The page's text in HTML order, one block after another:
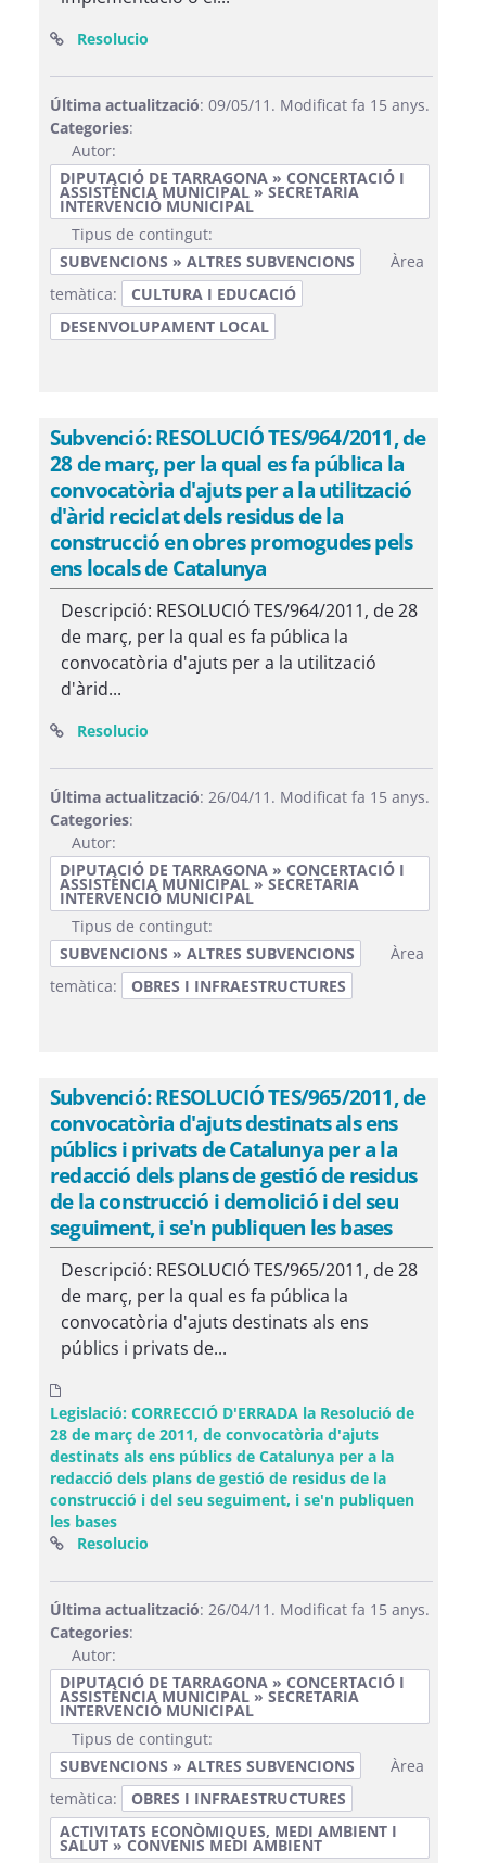
Resolucio
Última actualització: 09/05/11. Modificat fa 15 anys.
Categories:
Autor:
DIPUTACIÓ DE TARRAGONA » CONCERTACIÓ I
ASSISTÈNCIA MUNICIPAL » SECRETARIA
INTERVENCIÓ MUNICIPAL
Tipus de contingut:
SUBVENCIONS » ALTRES SUBVENCIONS
Àrea
temàtica:
CULTURA I EDUCACIÓ
DESENVOLUPAMENT LOCAL
Subvenció: RESOLUCIÓ TES/964/2011, de
28 de març, per la qual es fa pública la
convocatòria d'ajuts per a la utilització
d'àrid reciclat dels residus de la
construcció en obres promogudes pels
ens locals de Catalunya
Descripció: RESOLUCIÓ TES/964/2011, de 28
de març, per la qual es fa pública la
convocatòria d'ajuts per a la utilització
d'àrid...
Resolucio
Última actualització: 26/04/11. Modificat fa 15 anys.
Categories:
Autor:
DIPUTACIÓ DE TARRAGONA » CONCERTACIÓ I
ASSISTÈNCIA MUNICIPAL » SECRETARIA
INTERVENCIÓ MUNICIPAL
Tipus de contingut:
SUBVENCIONS » ALTRES SUBVENCIONS
Àrea
temàtica:
OBRES I INFRAESTRUCTURES
Subvenció: RESOLUCIÓ TES/965/2011, de
convocatòria d'ajuts destinats als ens
públics i privats de Catalunya per a la
redacció dels plans de gestió de residus
de la construcció i demolició i del seu
seguiment, i se'n publiquen les bases
Descripció: RESOLUCIÓ TES/965/2011, de 28
de març, per la qual es fa pública la
convocatòria d'ajuts destinats als ens
públics i privats de...
Legislació: CORRECCIÓ D'ERRADA la Resolució de
28 de març de 2011, de convocatòria d'ajuts
destinats als ens públics de Catalunya per a la
redacció dels plans de gestió de residus de la
construcció i del seu seguiment, i se'n publiquen
les bases
Resolucio
Última actualització: 26/04/11. Modificat fa 15 anys.
Categories:
Autor:
DIPUTACIÓ DE TARRAGONA » CONCERTACIÓ I
ASSISTÈNCIA MUNICIPAL » SECRETARIA
INTERVENCIÓ MUNICIPAL
Tipus de contingut:
SUBVENCIONS » ALTRES SUBVENCIONS
Àrea
temàtica:
OBRES I INFRAESTRUCTURES
ACTIVITATS ECONÒMIQUES, MEDI AMBIENT I
SALUT » CONVENIS MEDI AMBIENT